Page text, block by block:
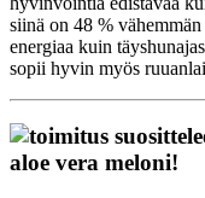
siinä on 48 %
energiaa kuin
sopii hyvin myös
aloe vera meloni!